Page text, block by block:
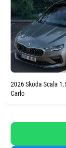
2026 Skoda Scala
Carlo